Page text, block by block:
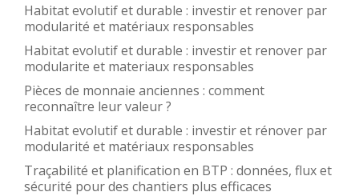
Habitat evolutif et durable : investir et renover par
modularité et matériaux responsables
Habitat evolutif et durable : investir et renover par
modularite et materiaux responsables
Pièces de monnaie anciennes : comment
reconnaître leur valeur ?
Habitat evolutif et durable : investir et rénover par
modularité et matériaux responsables
Traçabilité et planification en BTP : données, flux et
sécurité pour des chantiers plus efficaces